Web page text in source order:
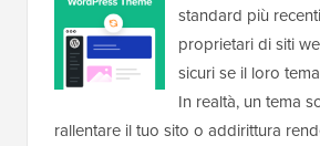
standard più
proprietari di siti
sicuri se il loro
In realtà, un tema
rallentare il tuo sito o addirittura